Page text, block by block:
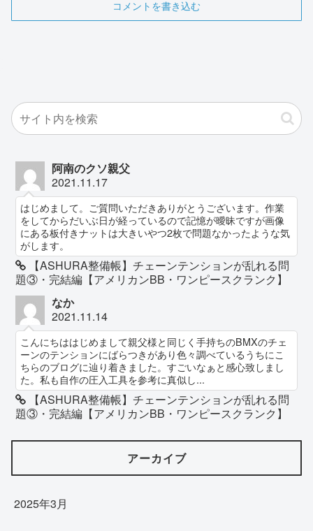
コメントを書き込む
阿南のクソ親父
2021.11.17
はじめまして。ご質問いただきありがとうございます。作業
をしてからだいぶ日が経っているので記憶が曖昧ですが画像
にある板付きナットは大きいやつ2枚で問題なかったような気
がします。
【ASHURA整備帳】チェーンテンションが乱れる問
題③・完結編【アメリカンBB・ワンピースクランク】
なか
2021.11.14
こんにちははじめまして親父様と同じく手持ちのBMXのチェ
ーンのテンションにばらつきがあり色々調べているうちにこ
ちらのブログに辿り着きました。すごいなぁと感心致しまし
た。私も自作の圧入工具を参考に真似し...
【ASHURA整備帳】チェーンテンションが乱れる問
題③・完結編【アメリカンBB・ワンピースクランク】
アーカイブ
2025年3月